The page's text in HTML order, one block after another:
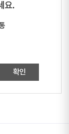
요.
확인